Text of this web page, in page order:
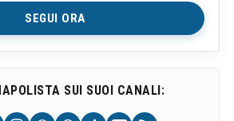
SEGUI ORA
SUI SUOI CANALI: